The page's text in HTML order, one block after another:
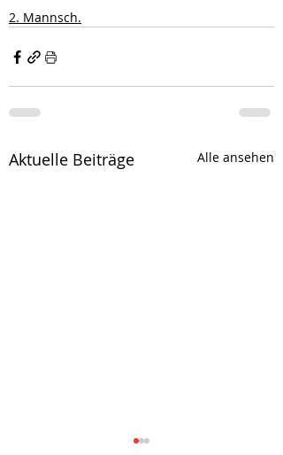
2. Mannsch.
Aktuelle Beiträge Alle ansehen